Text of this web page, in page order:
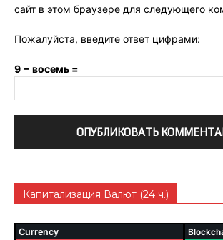
сайт в этом браузере для следующего
Пожалуйста, введите ответ цифрами:
9 − восемь =
Капитализация Валют (24 ч.)